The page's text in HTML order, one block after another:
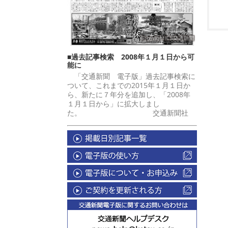
■過去記事検索 2008年１月１日から可
能に
「交通新聞 電子版」過去記事検索に
ついて、これまでの2015年１月１日か
ら、新たに７年分を追加し、「2008年
１月１日から」に拡大しまし
た。 交通新聞社